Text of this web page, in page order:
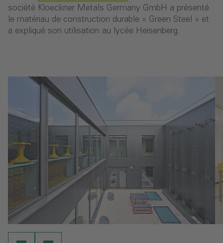
société Kloeckner Metals Germany GmbH a présenté
le matériau de construction durable « Green Steel » et
a expliqué son utilisation au lycée Heisenberg.